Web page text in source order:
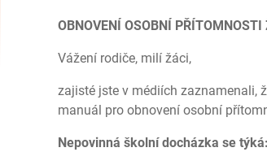
OBNOVENÍ OSOBNÍ
Vážení rodiče, milí žáci,
zajisté jste v médiích zaznamenali,
manuál pro obnovení osobní
Nepovinná školní docházka se týká: